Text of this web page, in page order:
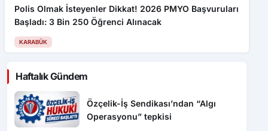
Polis Olmak İsteyenler Dikkat! 2026 PMYO Başvuruları
Başladı: 3 Bin 250 Öğrenci Alınacak
KARABÜK
Haftalık Gündem
Özçelik-İş Sendikası’ndan “Algı
Operasyonu” tepkisi